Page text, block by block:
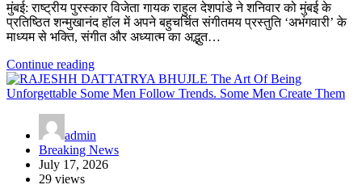
मुंबई: राष्ट्रीय पुरस्कार विजेता गायक राहुल देशपांडे ने शनिवार को मुंबई के
प्रतिष्ठित शन्मुखानंद हॉल में अपने बहुचर्चित संगीतमय प्रस्तुति ‘अभंगवारी’ के
माध्यम से भक्ति, संगीत और अध्यात्म का अद्भुत…
Continue reading
admin
Breaking News
July 17, 2026
29 views